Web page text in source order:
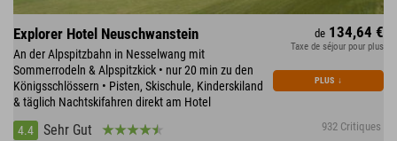
Explorer Hotel Neuschwanstein
An der Alpspitzbahn in Nesselwang mit
Sommerrodeln & Alpspitzkick • nur 20 min zu den
Königsschlössern • Pisten, Skischule, Kinderskiland
& täglich Nachtskifahren direkt am Hotel
4.4
Sehr Gut 932 Critiques
de 134,64 €
Taxe de séjour pour plus
PLUS ↓